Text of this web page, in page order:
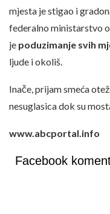
mjesta je stigao i
federalno ministarstvo
je poduzimanje svih
ljude i okoliš.
Inače, prijam smeća
nesuglasica dok su
www.abcportal.info
Facebook